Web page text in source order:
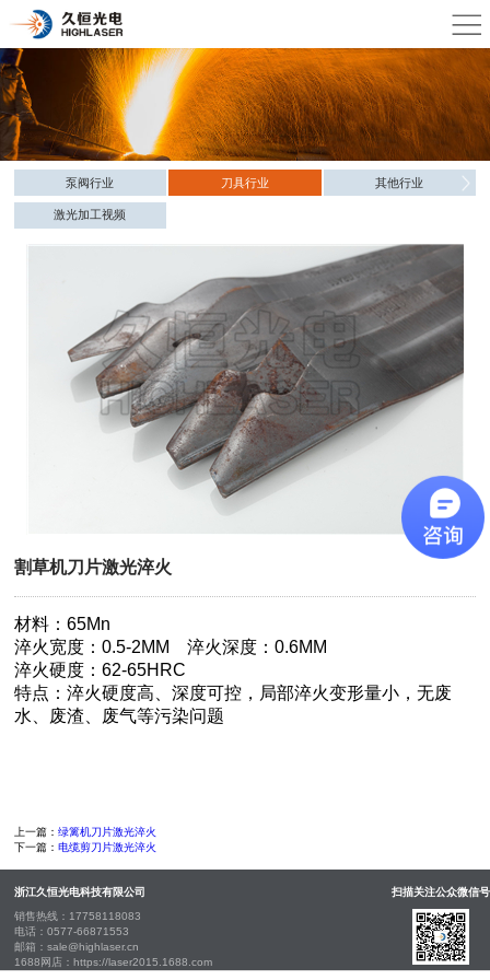
泵阀行业 刀具行业 其他行业
激光加工视频
割草机刀片激光淬火
材料：65Mn
淬火宽度：0.5-2MM 淬火深度：0.6MM
淬火硬度：62-65HRC
特点：淬火硬度高、深度可控，局部淬火变形量小，无废
水、废渣、废气等污染问题
上一篇： 绿篱机刀片激光淬火
下一篇： 电缆剪刀片激光淬火
浙江久恒光电科技有限公司
销售热线： 17758118083
电话： 0577-66871553
邮箱： sale@highlaser.cn
1688网店： https://laser2015.1688.com
扫描关注公众微信号